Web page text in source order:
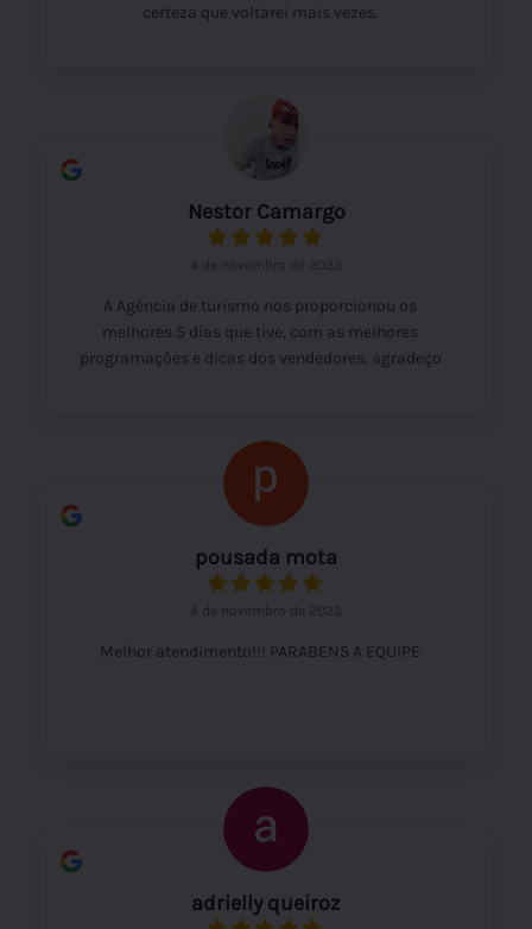
certeza que voltarei mais vezes.
Nestor Camargo
4 de novembro de 2023
A Agência de turismo nos proporcionou os
melhores 5 dias que tive, com as melhores
programações e dicas dos vendedores, agradeço
pousada mota
4 de novembro de 2023
Melhor atendimento!!! PARABENS A EQUIPE
adrielly queiroz